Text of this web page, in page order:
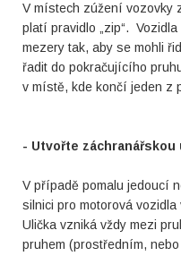
V místech zúžení vozovky
platí pravidlo „zip“.
mezery tak, aby se mohli
řadit do pokračujícího
v místě, kde končí jeden z
- Utvořte záchranářskou
V případě pomalu jedoucí
silnici pro motorová
Ulička vzniká vždy mezi
pruhem (prostředním,